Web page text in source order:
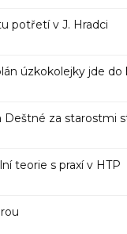
potřetí v J. Hradci
úzkokolejky jde do
Deštné za starostmi
teorie s praxí v HTP